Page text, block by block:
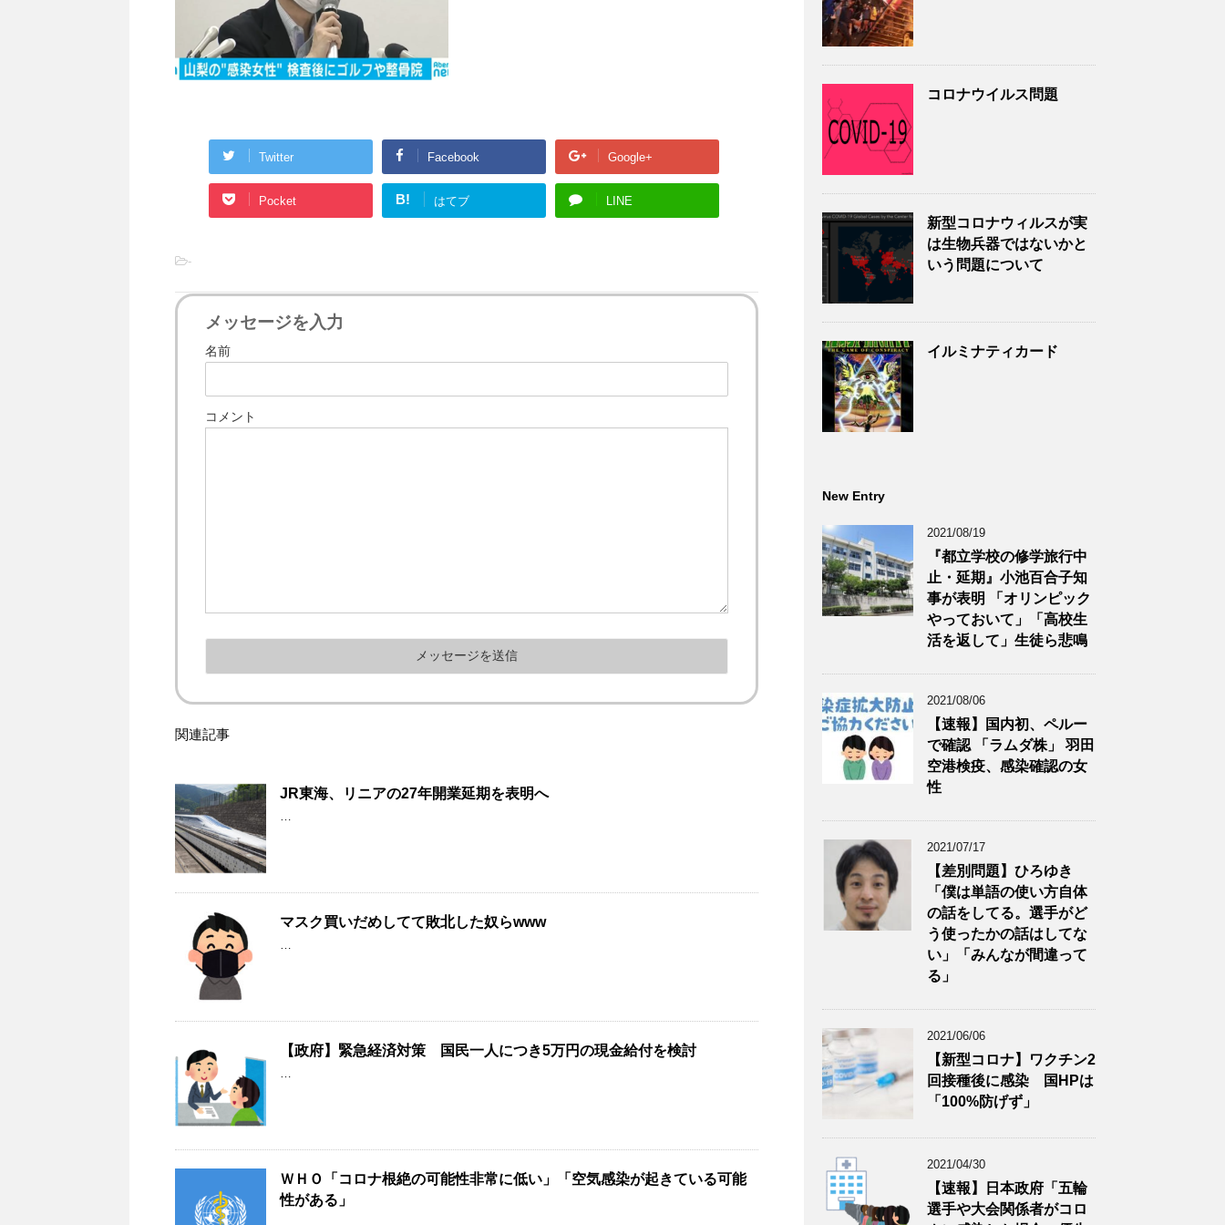
Twitter Facebook Google+
Pocket B! はてブ LINE
-
メッセージを入力
名前
コメント
関連記事
JR東海、リニアの27年開業延期を表明へ
…
マスク買いだめしてて敗北した奴らwww
…
【政府】緊急経済対策 国民一人につき5万円の現金給付を検討
…
ＷＨＯ「コロナ根絶の可能性非常に低い」「空気感染が起きている可能
性がある」
コロナウイルス問題
新型コロナウィルスが実
は生物兵器ではないかと
いう問題について
イルミナティカード
New Entry
2021/08/19
『都立学校の修学旅行中
止・延期』小池百合子知
事が表明 「オリンピック
やっておいて」「高校生
活を返して」生徒ら悲鳴
2021/08/06
【速報】国内初、ペルー
で確認 「ラムダ株」 羽田
空港検疫、感染確認の女
性
2021/07/17
【差別問題】ひろゆき
「僕は単語の使い方自体
の話をしてる。選手がど
う使ったかの話はしてな
い」「みんなが間違って
る」
2021/06/06
【新型コロナ】ワクチン2
回接種後に感染 国HPは
「100%防げず」
2021/04/30
【速報】日本政府「五輪
選手や大会関係者がコロ